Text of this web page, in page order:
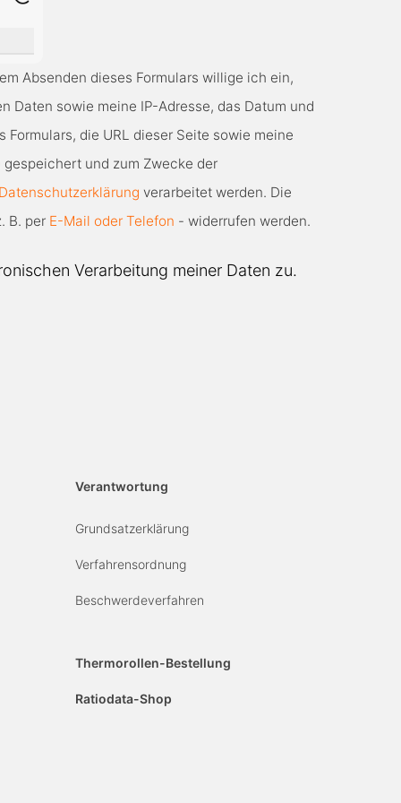
Absenden dieses Formulars willige ich ein,
Daten sowie meine IP-Adresse, das Datum und
Formulars, die URL dieser Seite sowie meine
und zum Zwecke der
Datenschutzerklärung verarbeitet werden. Die
B. per E-Mail oder Telefon - widerrufen werden.
Verarbeitung meiner Daten zu.
Verantwortung
Grundsatzerklärung
Verfahrensordnung
Beschwerdeverfahren
Thermorollen-Bestellung
Ratiodata-Shop